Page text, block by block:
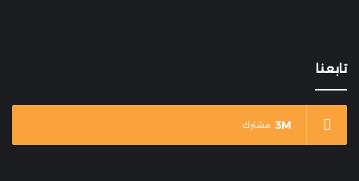
تابعنا
3M مشترك